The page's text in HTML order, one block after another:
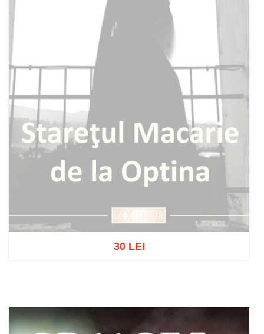
30 LEI